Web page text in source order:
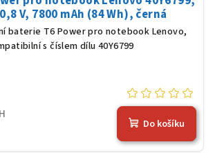
V, 7800 mAh (84 Wh), černá
baterie T6 Power pro notebook Lenovo,
s číslem dílu 40Y6799
Do košíku